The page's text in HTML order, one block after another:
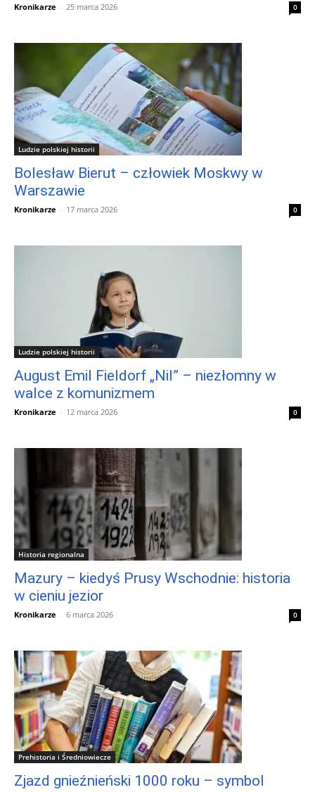
Kronikarze - 25 marca 2026 0
Ludzie polskiej historii
Bolesław Bierut – człowiek Moskwy w
Warszawie
Kronikarze - 17 marca 2026 0
Ludzie polskiej historii
August Emil Fieldorf „Nil” – niezłomny w
walce z komunizmem
Kronikarze - 12 marca 2026 0
Historia regionalna
Mazury – kiedyś Prusy Wschodnie: historia
w cieniu jezior
Kronikarze - 6 marca 2026 0
Prehistoria i Średniowiecze
Zjazd gnieźnieński 1000 roku – symbol